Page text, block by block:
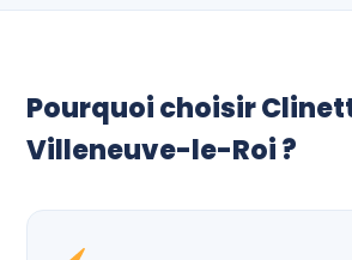
Pourquoi choisir
Villeneuve-le-Roi ?